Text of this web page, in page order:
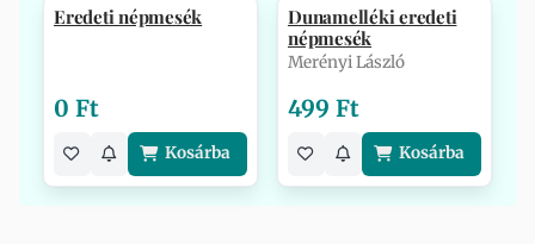
Eredeti népmesék
0 Ft
Kosárba
Dunamelléki eredeti
népmesék
Merényi László
499 Ft
Kosárba